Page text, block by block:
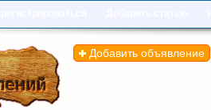
Добавить объявление
Все объявления